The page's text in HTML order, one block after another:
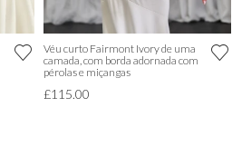
Véu curto Fairmont Ivory de uma
camada, com borda adornada com
pérolas e miçangas
£115.00